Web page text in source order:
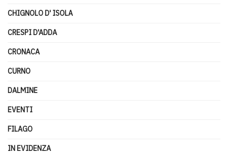
CHIGNOLO D' ISOLA
CRESPI D'ADDA
CRONACA
CURNO
DALMINE
EVENTI
FILAGO
IN EVIDENZA